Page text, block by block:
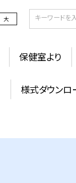
大
保健室より
様式ダウンロ